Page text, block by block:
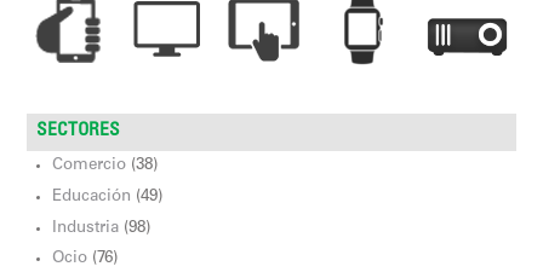
SECTORES
Comercio (38)
Educación (49)
Industria (98)
Ocio (76)